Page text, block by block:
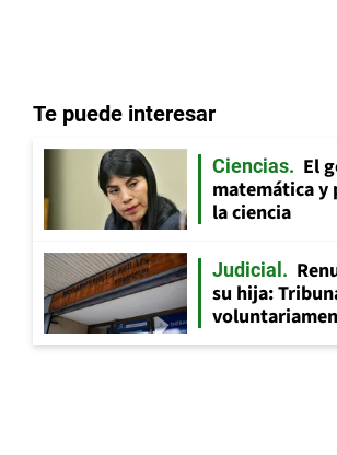
Te puede interesar
Ciencias
El
matemática y
la ciencia
Judicial
su hija: